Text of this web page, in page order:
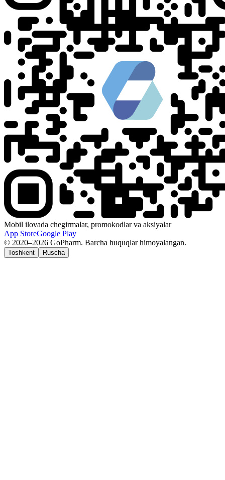
Mobil ilovada chegirmalar, promokodlar va aksiyalar
App StoreGoogle Play
© 2020–2026 GoPharm. Barcha huquqlar himoyalangan.
Toshkent Ruscha